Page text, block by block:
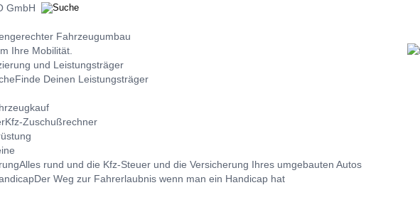
Fahrzeugumbau
Ihre Mobilität.
und Leistungsträger
Finde Deinen Leistungsträger
Kfz-Zuschußrechner
Alles rund und die Kfz-Steuer und die Versicherung Ihres umgebauten Autos
Der Weg zur Fahrerlaubnis wenn man ein Handicap hat